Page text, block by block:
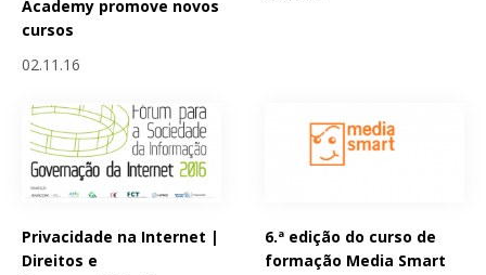
Academy promove novos
cursos
02.11.16
Privacidade na Internet |
Direitos e
6.ª edição do curso de
formação Media Smart